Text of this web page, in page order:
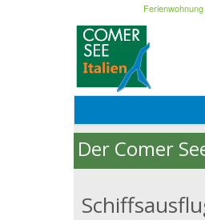
Der Comer